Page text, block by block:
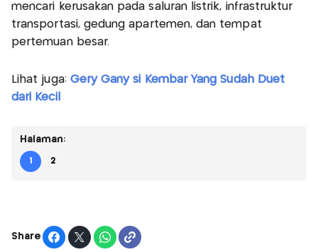
mencari kerusakan pada saluran listrik, infrastruktur
transportasi, gedung apartemen, dan tempat
pertemuan besar.
Lihat juga: Gery Gany si Kembar Yang Sudah Duet
dari Kecil
Halaman:
1 2
Share